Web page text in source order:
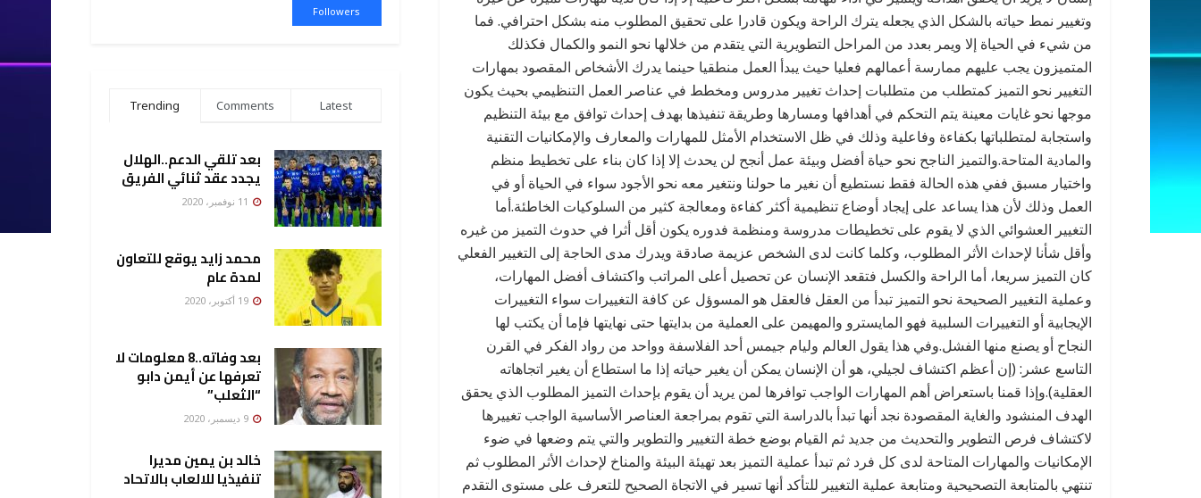
وتغيير نمط حياته بالشكل الذي يجعله يترك الراحة ويكون قادرا على تحقيق المطلوب منه بشكل احترافي. فما
من شيء في الحياة إلا ويمر بعدد من المراحل التطويرية التي يتقدم من خلالها نحو النمو والكمال فكذلك
المتميزون يجب عليهم ممارسة أعمالهم فعليا حيث يبدأ العمل منطقيا حينما يدرك الأشخاص المقصود بمهارات
التغيير نحو التميز كمتطلب من متطلبات إحداث تغيير مدروس ومخطط في عناصر العمل التنظيمي بحيث يكون
موجها نحو غايات معينة يتم التحكم في أهدافها ومسارها وطريقة تنفيذها بهدف إحداث توافق مع بيئة التنظيم
واستجابة لمتطلباتها بكفاءة وفاعلية وذلك في ظل الاستخدام الأمثل للمهارات والمعارف والإمكانيات التقنية
والمادية المتاحة.والتميز الناجح نحو حياة أفضل وبيئة عمل أنجح لن يحدث إلا إذا كان بناء على تخطيط منظم
واختيار مسبق ففي هذه الحالة فقط نستطيع أن نغير ما حولنا ونتغير معه نحو الأجود سواء في الحياة أو في
العمل وذلك لأن هذا يساعد على إيجاد أوضاع تنظيمية أكثر كفاءة ومعالجة كثير من السلوكيات الخاطئة.أما
التغيير العشوائي الذي لا يقوم على تخطيطات مدروسة ومنظمة فدوره يكون أقل أثرا في حدوث التميز من غيره
وأقل شأنا لإحداث الأثر المطلوب، وكلما كانت لدى الشخص عزيمة صادقة ويدرك مدى الحاجة إلى التغيير الفعلي
كان التميز سريعا، أما الراحة والكسل فتقعد الإنسان عن تحصيل أعلى المراتب واكتشاف أفضل المهارات،
وعملية التغيير الصحيحة نحو التميز تبدأ من العقل فالعقل هو المسوؤل عن كافة التغييرات سواء التغييرات
الإيجابية أو التغييرات السلبية فهو المايسترو والمهيمن على العملية من بدايتها حتى نهايتها فإما أن يكتب لها
النجاح أو يصنع منها الفشل.وفي هذا يقول العالم وليام جيمس أحد الفلاسفة وواحد من رواد الفكر في القرن
التاسع عشر: (إن أعظم اكتشاف لجيلي، هو أن الإنسان يمكن أن يغير حياته إذا ما استطاع أن يغير اتجاهاته
العقلية).وإذا قمنا باستعراض أهم المهارات الواجب توافرها لمن يريد أن يقوم بإحداث التميز المطلوب الذي يحقق
الهدف المنشود والغاية المقصودة نجد أنها تبدأ بالدراسة التي تقوم بمراجعة العناصر الأساسية الواجب تغييرها
لاكتشاف فرص التطوير والتحديث من جديد ثم القيام بوضع خطة التغيير والتطوير والتي يتم وضعها في ضوء
الإمكانيات والمهارات المتاحة لدى كل فرد ثم تبدأ عملية التميز بعد تهيئة البيئة والمناخ لإحداث الأثر المطلوب ثم
تنتهي بالمتابعة التصحيحية ومتابعة عملية التغيير للتأكد أنها تسير في الاتجاة الصحيح للتعرف على مستوى التقدم
Followers
Trending Comments Latest
بعد تلقي الدعم..الهلال
يجدد عقد ثنائي الفريق
محمد زايد يوقع للتعاون
لمدة عام
بعد وفاته..8 معلومات لا
تعرفها عن أيمن دابو
“الثعلب”
خالد بن يمين مديرا
تنفيذيا للالعاب بالاتحاد